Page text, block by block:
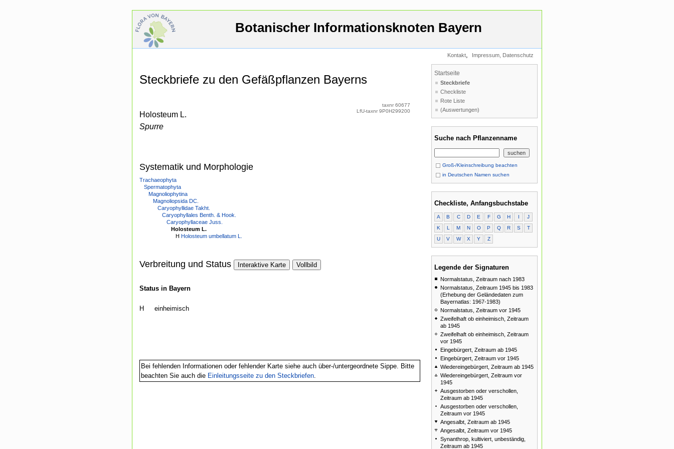
Botanischer Informationsknoten Bayern
Kontakt, Impressum, Datenschutz
Steckbriefe zu den Gefäßpflanzen Bayerns
Holosteum L.
Spurre
taxnr 60677
LfU-taxnr 9P0H299200
Systematik und Morphologie
Trachaeophyta
Spermatophyta
Magnoliophytina
Magnoliopsida DC.
Caryophyllidae Takht.
Caryophyllales Benth. & Hook.
Caryophyllaceae Juss.
Holosteum L.
H Holosteum umbellatum L.
Verbreitung und Status Interaktive Karte Vollbild
Status in Bayern
H einheimisch
Bei fehlenden Informationen oder fehlender Karte siehe auch über-/untergeordnete Sippe. Bitte
beachten Sie auch die Einleitungsseite zu den Steckbriefen.
Startseite
Steckbriefe
Checkliste
Rote Liste
(Auswertungen)
Suche nach Pflanzenname
Groß-/Kleinschreibung beachten
in Deutschen Namen suchen
Checkliste, Anfangsbuchstabe
A B C D E F G H I
J
K
L M N O P Q R S
T
U
V W X Y Z
Legende der Signaturen
Normalstatus, Zeitraum nach 1983
Normalstatus, Zeitraum 1945 bis 1983
(Erhebung der Geländedaten zum
Bayernatlas: 1967-1983)
Normalstatus, Zeitraum vor 1945
Zweifelhaft ob einheimisch, Zeitraum
ab 1945
Zweifelhaft ob einheimisch, Zeitraum
vor 1945
Eingebürgert, Zeitraum ab 1945
Eingebürgert, Zeitraum vor 1945
Wiedereingebürgert, Zeitraum ab 1945
Wiedereingebürgert, Zeitraum vor
1945
Ausgestorben oder verschollen,
Zeitraum ab 1945
Ausgestorben oder verschollen,
Zeitraum vor 1945
Angesalbt, Zeitraum ab 1945
Angesalbt, Zeitraum vor 1945
Synanthrop, kultiviert, unbeständig,
Zeitraum ab 1945